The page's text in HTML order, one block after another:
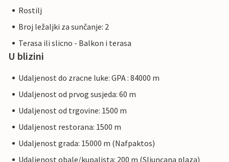
Rostilj
Broj ležaljki za sunčanje: 2
Terasa ili slicno - Balkon i terasa
U blizini
Udaljenost do zracne luke: GPA : 84000 m
Udaljenost od prvog susjeda: 60 m
Udaljenost od trgovine: 1500 m
Udaljenost restorana: 1500 m
Udaljenost grada: 15000 m (Nafpaktos)
Udaljenost obale/kupalista: 200 m (Sljuncana plaza)